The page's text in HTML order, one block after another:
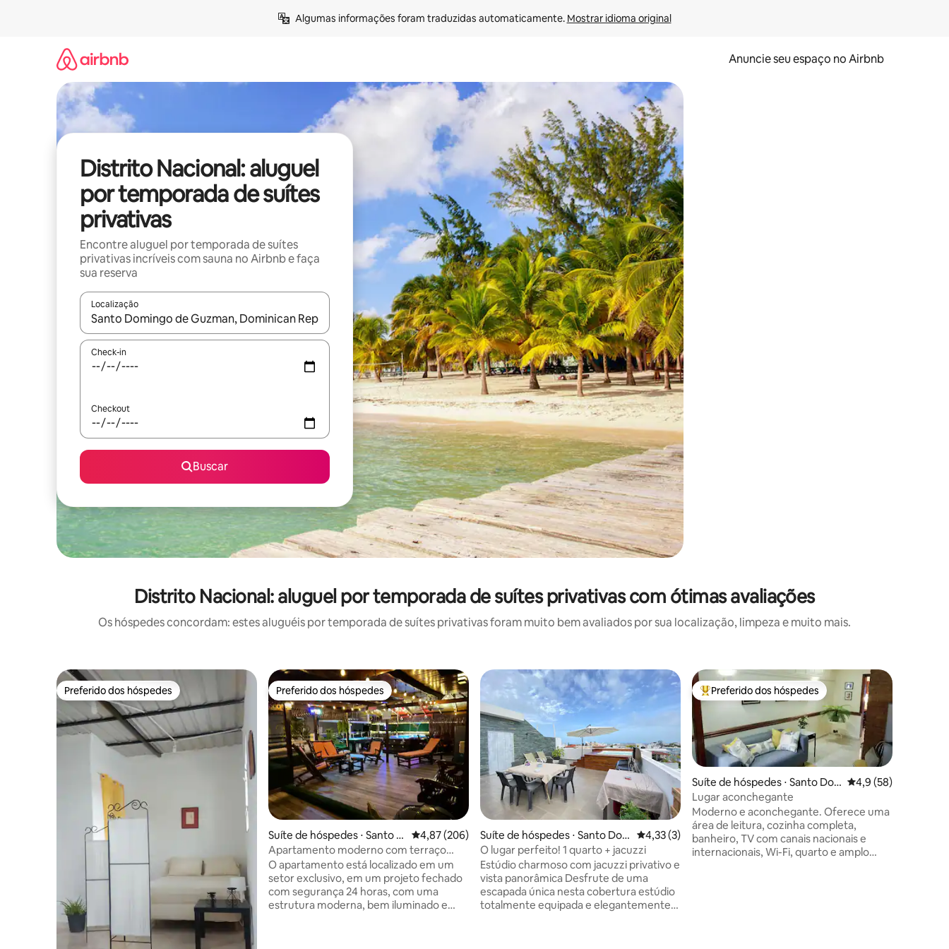
Algumas informações foram traduzidas automaticamente. Mostrar idioma original
Anuncie seu espaço no Airbnb
Distrito Nacional: aluguel
por temporada de suítes
privativas
Encontre aluguel por temporada de suítes
privativas incríveis com sauna no Airbnb e faça
sua reserva
Localização
Quando os resultados estiverem disponíveis, explore-os usando as seta para cima e para baixo do teclado ou tocando e deslizando o dedo na tela.
Check-in
Checkout
Buscar
Distrito Nacional: aluguel por temporada de suítes privativas com ótimas avaliações
Os hóspedes concordam: estes aluguéis por temporada de suítes privativas foram muito bem avaliados por sua localização, limpeza e muito mais.
Preferido dos hóspedes
Preferido dos hóspedes Preferido dos hóspedes
Preferido dos hóspedes
Suíte de hóspedes ⋅ Santo D
omingo
4,87 de uma avaliação média de 5, 206 avaliações
4,87 (206)
Apartamento moderno com terraço
privativo no centro da cidade
O apartamento está localizado em um
setor exclusivo, em um projeto fechado
com segurança 24 horas, com uma
estrutura moderna, bem iluminado e
Suíte de hóspedes ⋅ Santo Do
mingo
4,33 de uma avaliação média de 5, 3 avaliações
4,33 (3)
O lugar perfeito! 1 quarto + jacuzzi
Estúdio charmoso com jacuzzi privativo e
vista panorâmica Desfrute de uma
escapada única nesta cobertura estúdio
totalmente equipada e elegantemente
Entre os melhores preferidos dos hóspedes
Preferido dos hóspedes
Suíte de hóspedes ⋅ Santo Do
mingo
4,9 de uma
4,9 (58)
Lugar aconchegante
Moderno e aconchegante. Oferece uma
área de leitura, cozinha completa,
banheiro, TV com canais nacionais e
internacionais, Wi-Fi, quarto e amplo